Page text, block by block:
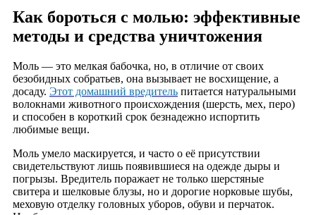
Как бороться с молью: эффективные
методы и средства уничтожения
Моль — это мелкая бабочка, но, в отличие от своих
безобидных собратьев, она вызывает не восхищение, а
досаду. Этот домашний вредитель питается натуральными
волокнами животного происхождения (шерсть, мех, перо)
и способен в короткий срок безнадежно испортить
любимые вещи.
Моль умело маскируется, и часто о её присутствии
свидетельствуют лишь появившиеся на одежде дыры и
погрызы. Вредитель поражает не только шерстяные
свитера и шелковые блузы, но и дорогие норковые шубы,
меховую отделку головных уборов, обуви и перчаток.